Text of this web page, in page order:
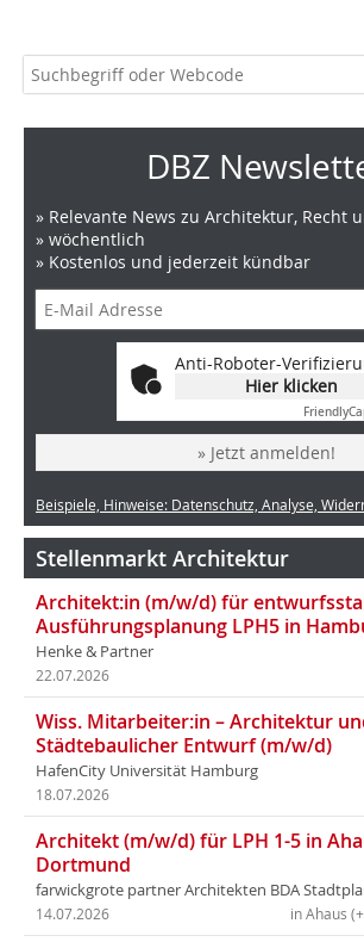
DBZ
» Relevante News zu Architektur, Recht
» wöchentlich
» Kostenlos und jederzeit kündbar
Anti-Roboter-
Hier klicken
Friendly
» Jetzt anmelden!
Beispiele, Hinweise: Datenschutz, Analyse,
Stellenmarkt Architektur
Architekt:in (m/w/d) für
Ausführungsplanung LPH5 in
Henke & Partner
22.07.2026
Wiss. Mitarbeiter:in – Architektur
Städtebaulicher Entwurf (m/w/d)
HafenCity Universität Hamburg
18.07.2026
Architekt (m/w/d) für LPH 1-5 in
Dortmund
farwickgrote partner Architekten BDA
in Ahaus
14.07.2026